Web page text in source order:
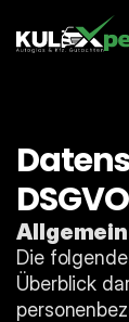
DSGVO
Die
Überblick